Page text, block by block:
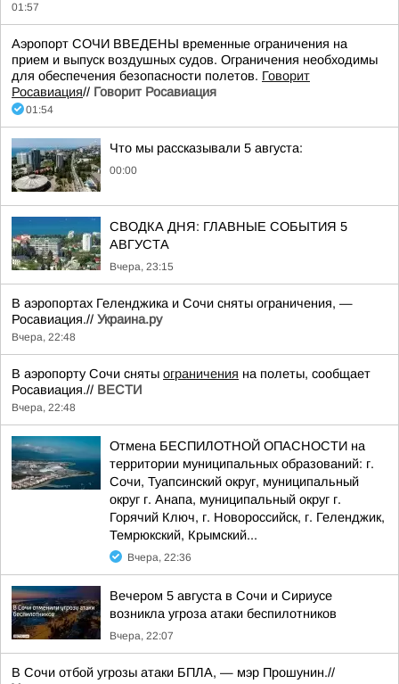
01:57
Аэропорт СОЧИ ВВЕДЕНЫ временные ограничения на
прием и выпуск воздушных судов. Ограничения необходимы
для обеспечения безопасности полетов. Говорит
Росавиация// Говорит Росавиация
01:54
Что мы рассказывали 5 августа:
00:00
СВОДКА ДНЯ: ГЛАВНЫЕ СОБЫТИЯ 5
АВГУСТА
Вчера, 23:15
В аэропортах Геленджика и Сочи сняты ограничения, —
Росавиация.// Украина.ру
Вчера, 22:48
В аэропорту Сочи сняты ограничения на полеты, сообщает
Росавиация.// ВЕСТИ
Вчера, 22:48
Отмена БЕСПИЛОТНОЙ ОПАСНОСТИ на
территории муниципальных образований: г.
Сочи, Туапсинский округ, муниципальный
округ г. Анапа, муниципальный округ г.
Горячий Ключ, г. Новороссийск, г. Геленджик,
Темрюкский, Крымский...
Вчера, 22:36
Вечером 5 августа в Сочи и Сириусе
возникла угроза атаки беспилотников
Вчера, 22:07
В Сочи отбой угрозы атаки БПЛА, — мэр Прошунин.//